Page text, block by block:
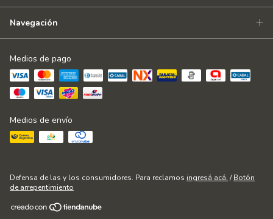
Navegación
Medios de pago
Medios de envío
Defensa de las y los consumidores. Para reclamos ingresá acá. / Botón
de arrepentimiento